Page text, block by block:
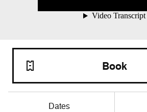
Dates
Book